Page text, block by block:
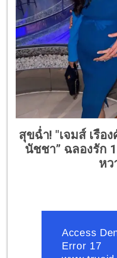
สุขฉ่ำ! "เจมส์ เรือ
นัชชา” ฉลองรัก
หว